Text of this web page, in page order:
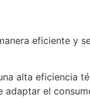
eficiente y
alta eficiencia
el